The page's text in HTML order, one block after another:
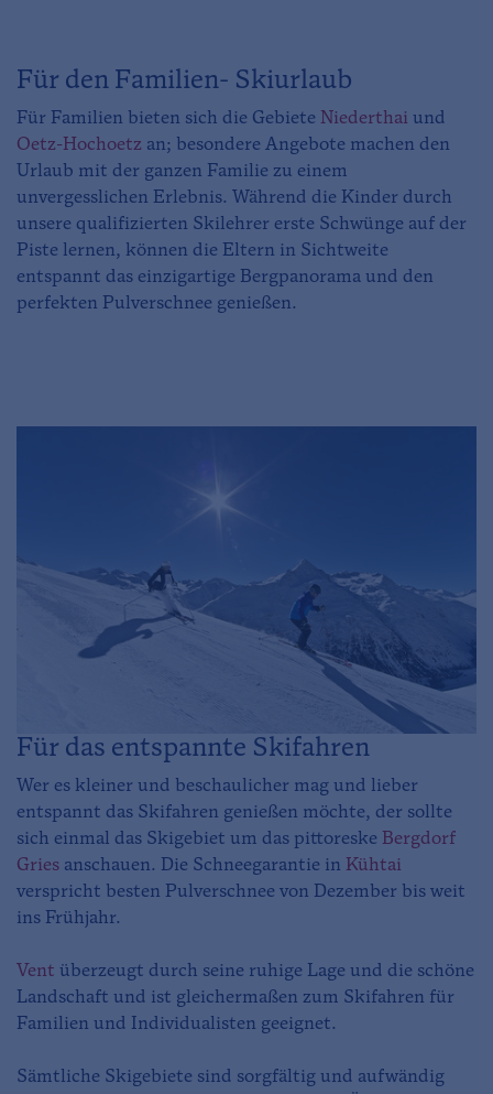
Für den Familien- Skiurlaub
Für Familien bieten sich die Gebiete Niederthai und
Oetz-Hochoetz an; besondere Angebote machen den
Urlaub mit der ganzen Familie zu einem
unvergesslichen Erlebnis. Während die Kinder durch
unsere qualifizierten Skilehrer erste Schwünge auf der
Piste lernen, können die Eltern in Sichtweite
entspannt das einzigartige Bergpanorama und den
perfekten Pulverschnee genießen.
Für das entspannte Skifahren
Wer es kleiner und beschaulicher mag und lieber
entspannt das Skifahren genießen möchte, der sollte
sich einmal das Skigebiet um das pittoreske Bergdorf
Gries anschauen. Die Schneegarantie in Kühtai
verspricht besten Pulverschnee von Dezember bis weit
ins Frühjahr.
Vent überzeugt durch seine ruhige Lage und die schöne
Landschaft und ist gleichermaßen zum Skifahren für
Familien und Individualisten geeignet.
Sämtliche Skigebiete sind sorgfältig und aufwändig